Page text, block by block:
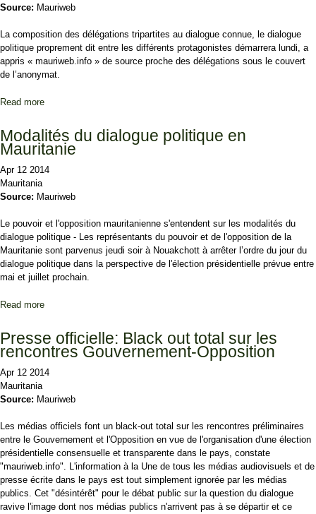
Source: Mauriweb
La composition des délégations tripartites au dialogue connue, le dialogue
politique proprement dit entre les différents protagonistes démarrera lundi, a
appris « mauriweb.info » de source proche des délégations sous le couvert
de l’anonymat.
Read more
Modalités du dialogue politique en
Mauritanie
Apr 12 2014
Mauritania
Source: Mauriweb
Le pouvoir et l'opposition mauritanienne s'entendent sur les modalités du
dialogue politique - Les représentants du pouvoir et de l'opposition de la
Mauritanie sont parvenus jeudi soir à Nouakchott à arrêter l’ordre du jour du
dialogue politique dans la perspective de l'élection présidentielle prévue entre
mai et juillet prochain.
Read more
Presse officielle: Black out total sur les
rencontres Gouvernement-Opposition
Apr 12 2014
Mauritania
Source: Mauriweb
Les médias officiels font un black-out total sur les rencontres préliminaires
entre le Gouvernement et l'Opposition en vue de l'organisation d'une élection
présidentielle consensuelle et transparente dans le pays, constate
"mauriweb.info". L'information à la Une de tous les médias audiovisuels et de
presse écrite dans le pays est tout simplement ignorée par les médias
publics. Cet "désintérêt" pour le débat public sur la question du dialogue
ravive l'image dont nos médias publics n'arrivent pas à se départir et ce